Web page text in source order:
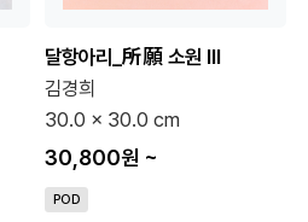
달항아리_所願 소원 III
김경희
30.0 x 30.0 cm
30,800원 ~
POD